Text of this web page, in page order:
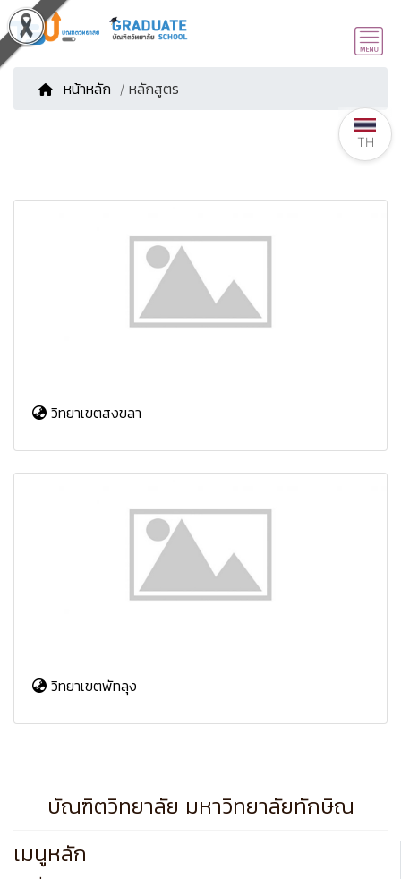
หน้าหลัก / หลักสูตร
วิทยาเขตสงขลา
วิทยาเขตพัทลุง
บัณฑิตวิทยาลัย มหาวิทยาลัยทักษิณ
เมนูหลัก
TH